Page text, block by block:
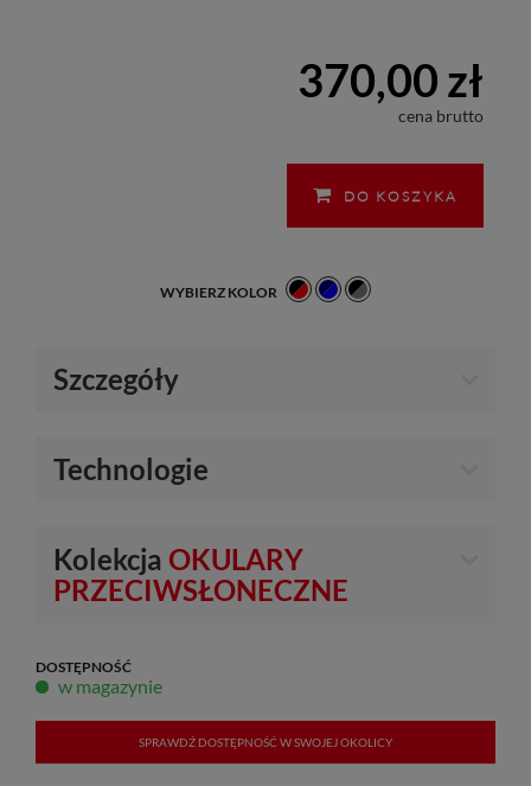
370,00 zł
cena brutto
DO KOSZYKA
WYBIERZ KOLOR
Szczegóły
Technologie
Kolekcja OKULARY
PRZECIWSŁONECZNE
DOSTĘPNOŚĆ
w magazynie
SPRAWDŹ DOSTĘPNOŚĆ W SWOJEJ OKOLICY